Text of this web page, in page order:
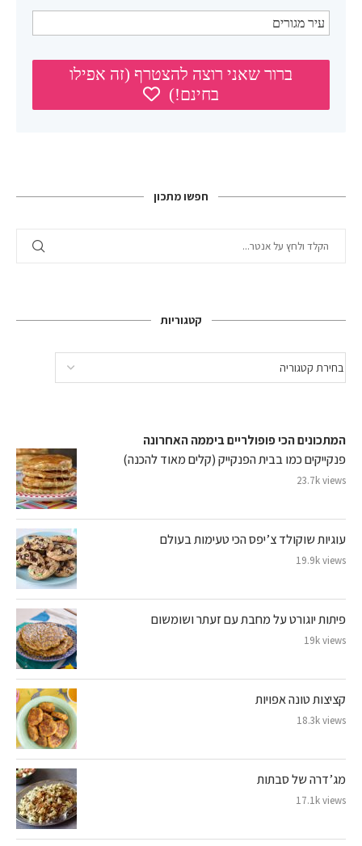
חפשו מתכון
קטגוריות
המתכונים הכי פופולריים ביממה האחרונה
פנקייקים כמו בבית הפנקייק (קלים מאוד להכנה)
23.7k views
עוגיות שוקולד צ’יפס הכי טעימות בעולם
19.9k views
פיתות יוגורט על מחבת עם זעתר ושומשום
19k views
קציצות טונה אפויות
18.3k views
מג’דרה של סבתות
17.1k views